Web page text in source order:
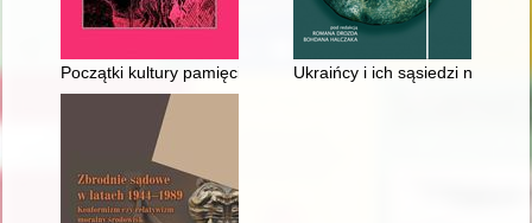
Początki kultury pamięci w ruchu kaszubskim. 1,
Ukraińcy i ich sąsiedzi na